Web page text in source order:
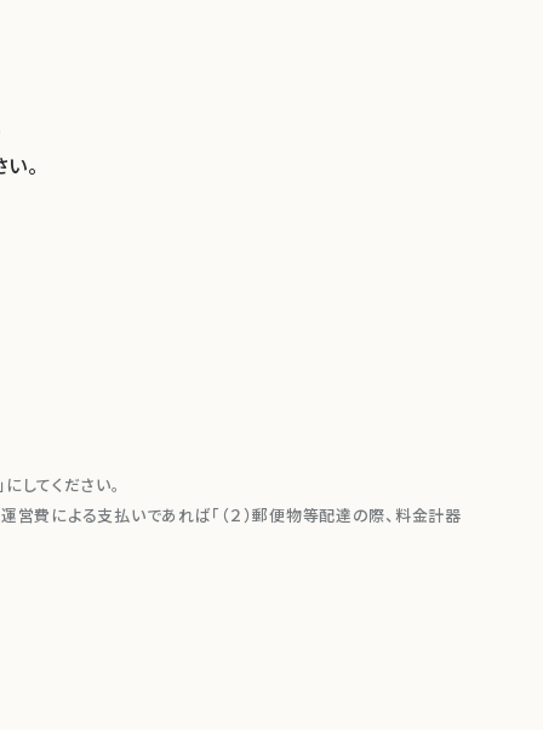
。
してください。
営費による支払いであれば「（２）郵便物等配達の際、料金計器